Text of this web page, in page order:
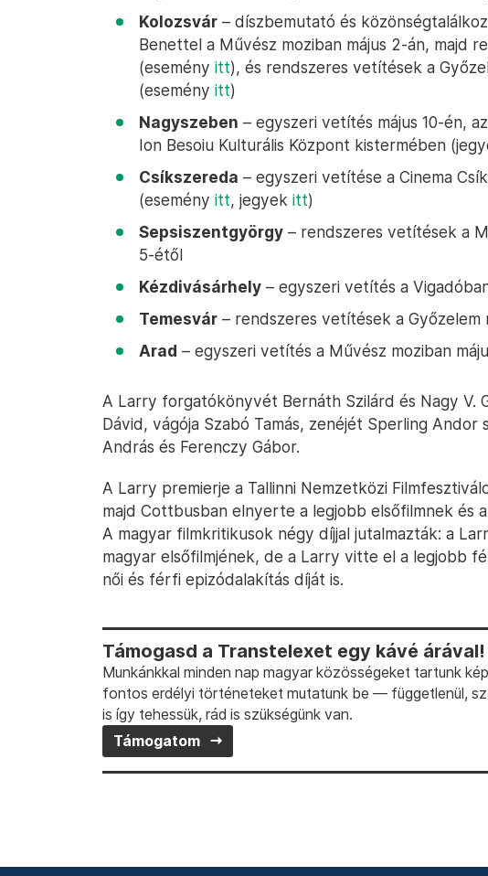
Kolozsvár – díszbemutató és
Benettel a Művész moziban május 2-án, majd
(esemény itt), és rendszeres vetítések a
(esemény itt)
Nagyszeben – egyszeri vetítés május 10-én,
Ion Besoiu Kulturális Központ kistermében
Csíkszereda – egyszeri vetítése a Cinema
(esemény itt, jegyek itt)
Sepsiszentgyörgy – rendszeres vetítések a
5-étől
Kézdivásárhely – egyszeri vetítés a
Temesvár – rendszeres vetítések a Győzelem
Arad – egyszeri vetítés a Művész moziban
A Larry forgatókönyvét Bernáth Szilárd és Nagy V.
Dávid, vágója Szabó Tamás, zenéjét Sperling
András és Ferenczy Gábor.
A Larry premierje a Tallinni Nemzetközi
majd Cottbusban elnyerte a legjobb elsőfilmnek és
A magyar filmkritikusok négy díjjal jutalmazták: a
magyar elsőfilmjének, de a Larry vitte el a legjobb
női és férfi epizódalakítás díját is.
Támogasd a Transtelexet egy kávé árával!
Munkánkkal minden nap magyar közösségeket tartunk
fontos erdélyi történeteket mutatunk be — függetlenül,
is így tehessük, rád is szükségünk van.
Támogatom